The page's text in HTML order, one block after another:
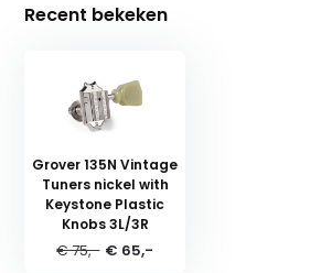
Recent bekeken
Grover 135N Vintage
Tuners nickel with
Keystone Plastic
Knobs 3L/3R
€ 75,- € 65,-